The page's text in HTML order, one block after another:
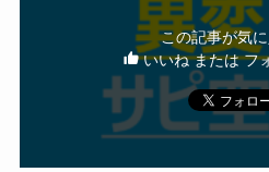
この記事が気
いいね または フ